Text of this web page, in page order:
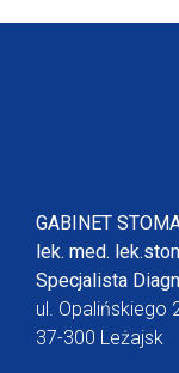
GABINET
lek. med.
Specjalista
ul. Opalińskiego
37-300 Leżajsk